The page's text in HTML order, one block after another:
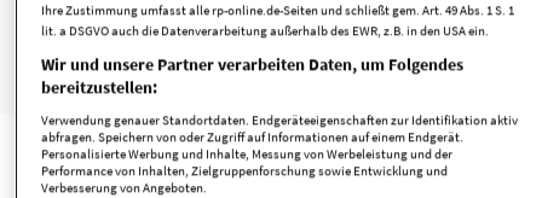
Etagenheizung
Garten vorhanden WG-geeignet Gasheizung
minimieren
TOP
Ihre Zustimmung umfasst alle rp-online.de-Seiten und schließt gem. Art. 49 Abs. 1 S. 1
lit. a DSGVO auch die Datenverarbeitung außerhalb des EWR, z.B. in den USA ein.
Wir und unsere Partner verarbeiten Daten, um Folgendes
bereitzustellen:
Verwendung genauer Standortdaten. Endgeräteeigenschaften zur Identifikation aktiv
abfragen. Speichern von oder Zugriff auf Informationen auf einem Endgerät.
Personalisierte Werbung und Inhalte, Messung von Werbeleistung und der
Performance von Inhalten, Zielgruppenforschung sowie Entwicklung und
Verbesserung von Angeboten.